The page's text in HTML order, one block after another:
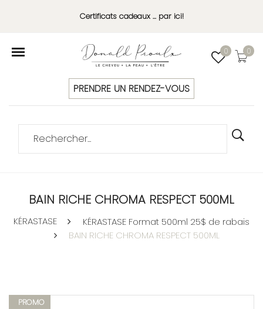
Certificats cadeaux ... par ici!
0 0
PRENDRE UN RENDEZ-VOUS
BAIN RICHE CHROMA RESPECT 500ML
KÉRASTASE
KÉRASTASE Format 500ml 25$ de rabais
BAIN RICHE CHROMA RESPECT 500ML
PROMO